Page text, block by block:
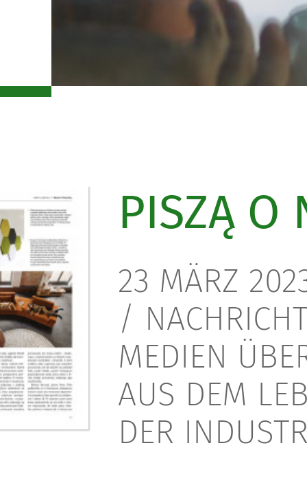
PISZĄ O
23 MÄRZ
/
MEDIEN
AUS DEM
DER